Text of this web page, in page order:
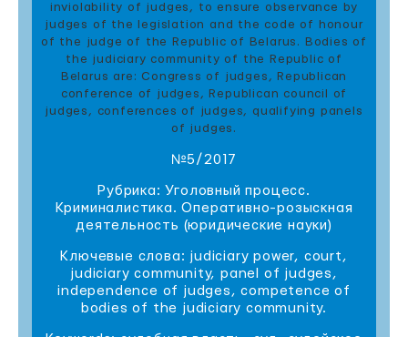
inviolability of judges, to ensure observance by
judges of the legislation and the code of honour
of the judge of the Republic of Belarus. Bodies of
the judiciary community of the Republic of
Belarus are: Congress of judges, Republican
conference of judges, Republican council of
judges, conferences of judges, qualifying panels
of judges.
№5/2017
Рубрика: Уголовный процесс.
Криминалистика. Оперативно-розыскная
деятельность (юридические науки)
Ключевые слова: judiciary power, court,
judiciary community, panel of judges,
independence of judges, competence of
bodies of the judiciary community.